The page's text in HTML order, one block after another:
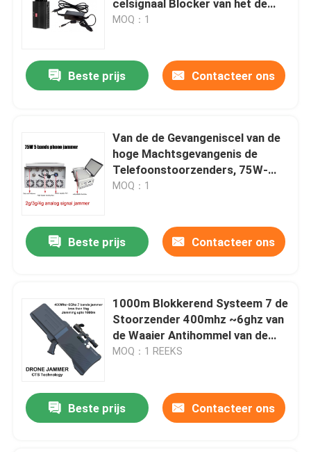
celsignaal Blocker van het de
Telefoonsignaal Mobiele voor
MOQ：1
Beste prijs Contacteer ons
Van de de Gevangeniscel van de
hoge Machtsgevangenis de
Telefoonstoorzenders, 75W-
Celtelefoon en Wifi-Blocker 5
MOQ：1
Beste prijs Contacteer ons
1000m Blokkerend Systeem 7 de
Stoorzender 400mhz ~6ghz van
de Waaier Antihommel van de
Bandenhommel
MOQ：1 REEKS
Beste prijs Contacteer ons